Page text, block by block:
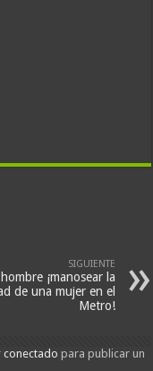
SIGUIENTE
¡manosear la
de una mujer en el
Metro!
conectado para publicar un